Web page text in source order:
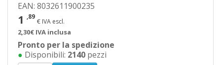
EAN: 8032611900235
1 ,89
€ IVA escl.
2,30€ IVA inclusa
Pronto per la spedizione
● Disponibili: 2140 pezzi